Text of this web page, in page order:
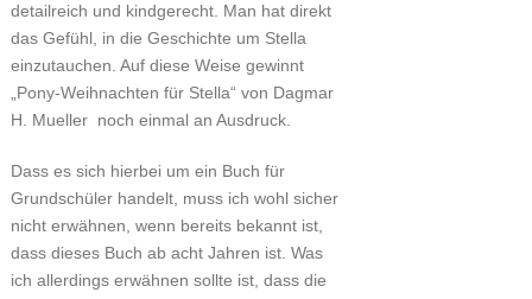
detailreich und kindgerecht. Man hat direkt
das Gefühl, in die Geschichte um Stella
einzutauchen. Auf diese Weise gewinnt
„Pony-Weihnachten für Stella“ von Dagmar
H. Mueller noch einmal an Ausdruck.
Dass es sich hierbei um ein Buch für
Grundschüler handelt, muss ich wohl sicher
nicht erwähnen, wenn bereits bekannt ist,
dass dieses Buch ab acht Jahren ist. Was
ich allerdings erwähnen sollte ist, dass die